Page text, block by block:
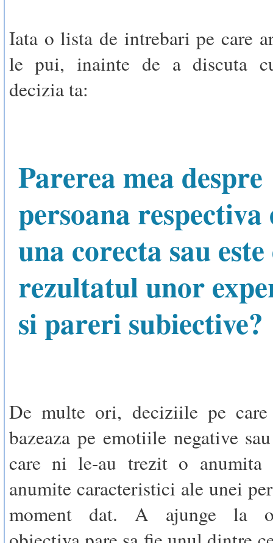
Iata o lista de intrebari pe care
le pui, inainte de a discuta
decizia ta:
Parerea mea despre
persoana respectiva
una corecta sau
rezultatul unor
si pareri subiective?
De multe ori, deciziile pe
bazeaza pe emotiile negative
care ni le-au trezit o anumita
anumite caracteristici ale unei
moment dat. A ajunge la